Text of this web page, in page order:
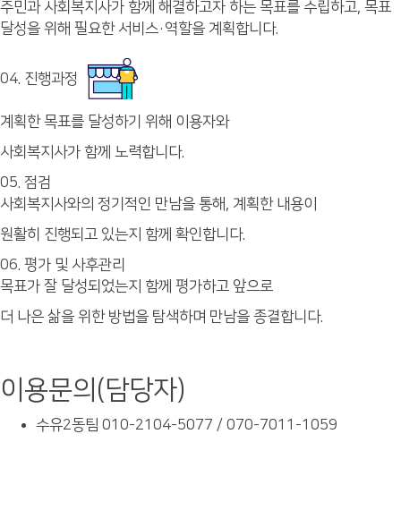
주민과 사회복지사가 함께 해결하고자 하는 목표를 수립하고, 목표
달성을 위해 필요한 서비스·역할을 계획합니다.
04. 진행과정
계획한 목표를 달성하기 위해 이용자와
사회복지사가 함께 노력합니다.
05. 점검
사회복지사와의 정기적인 만남을 통해, 계획한 내용이
원활히 진행되고 있는지 함께 확인합니다.
06. 평가 및 사후관리
목표가 잘 달성되었는지 함께 평가하고 앞으로
더 나은 삶을 위한 방법을 탐색하며 만남을 종결합니다.
이용문의(담당자)
수유2동팀 010-2104-5077 / 070-7011-1059